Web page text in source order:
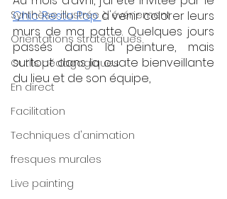
Synthèse illustrée d'événement
Orientations stratégiques
Outils pédagogiques
En direct
Facilitation
Techniques d'animation
fresques murales
Live painting
Chic Resto Pop à venir colorer leurs
murs de ma patte. Quelques jours
passés dans la peinture, mais
surtout dans la ouate bienveillante
du lieu et de son équipe,